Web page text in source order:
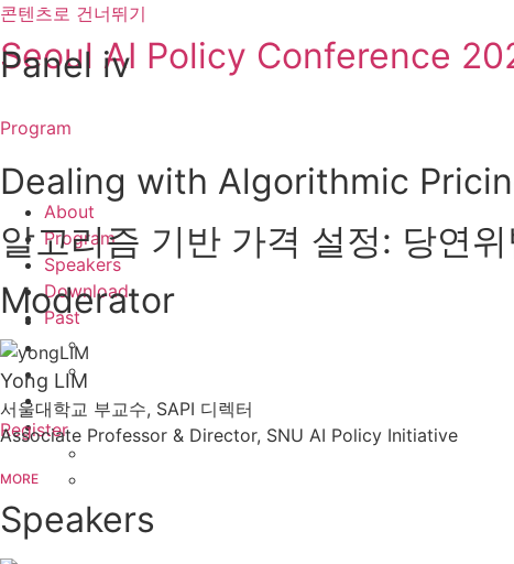
콘텐츠로 건너뛰기
Seoul AI Policy Conference
About
Program
Speakers
Download
Past
Register
Panel iv
Program
Dealing with Algorithmic
알고리즘 기반 가격 설정: 당연
Moderator
Yong LIM
서울대학교 부교수, SAPI 디렉터
Associate Professor & Director, SNU AI Policy Initiative
MORE
Speakers